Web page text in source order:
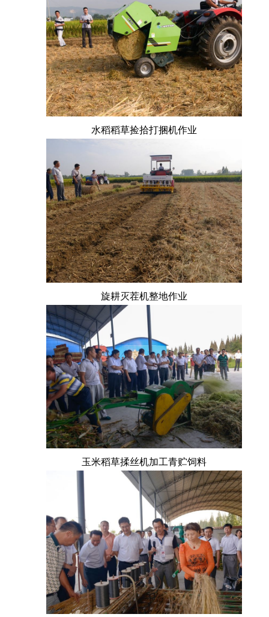
水稻稻草捡拾打捆机作业
旋耕灭茬机整地作业
玉米稻草揉丝机加工青贮饲料